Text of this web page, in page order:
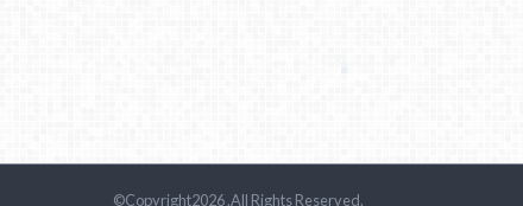
©Copyright2026.All Rights Reserved.